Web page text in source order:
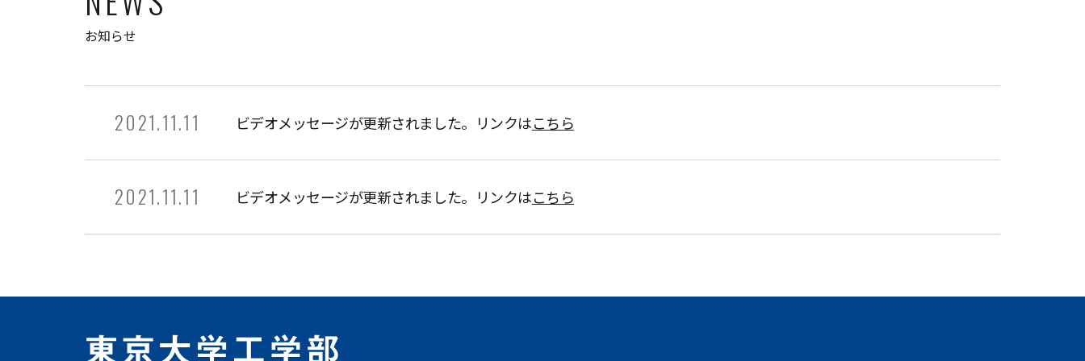
お知らせ
2021.11.11 ビデオメッセージが更新されました。リンクはこちら
2021.11.11 ビデオメッセージが更新されました。リンクはこちら